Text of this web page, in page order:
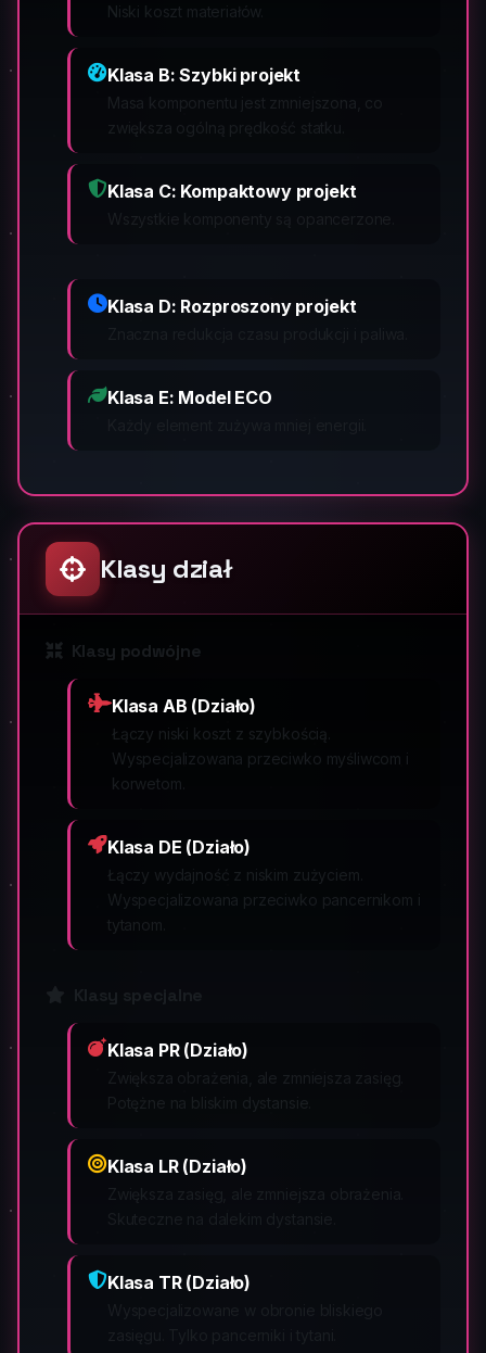
Niski koszt materiałów.
Klasa B: Szybki projekt
zwiększa ogólną prędkość statku.
Klasa C: Kompaktowy projekt
Klasa D: Rozproszony projekt
Klasa E: Model ECO
Klasy dział
Klasy podwójne
Klasa AB (Działo)
Łączy niski koszt z szybkością.
Wyspecjalizowana przeciwko myśliwcom i
korwetom.
Klasa DE (Działo)
Łączy wydajność z niskim zużyciem.
Wyspecjalizowana przeciwko pancernikom i
tytanom.
Klasa PR (Działo)
Klasa LR (Działo)
Klasa TR (Działo)